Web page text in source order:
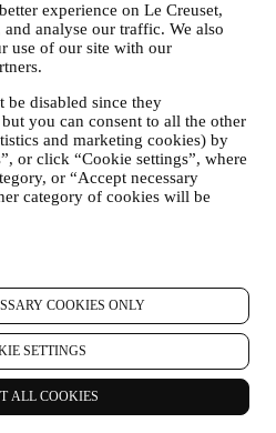
experience on Le Creuset,
analyse our traffic. We also
use of our site with our
be disabled since they
you can consent to all the other
and marketing cookies) by
or click “Cookie settings”, where
or “Accept necessary
category of cookies will be
COOKIES ONLY
SETTINGS
ALL COOKIES
VERPLICHTINGEN
gegevens over u verwerken om
verplichtingen en andere
uit instructies van de overheid.
ACCOUNT AAN TE MAKEN
om een Le Creuset-
u toegang geeft tot een reeks
gebruikers, om beter te kunnen
zoals sneller afrekenen, meerdere
bestellingen bekijken en volgen.
Creuset-accounthouder te leveren.
EN ASSISTENTIE AAN U
om onze contractuele
van producten op de Website, uw
latere hulp na de verkoop
wedstrijden te beheren. Mogelijk
over u verwerken voor onze